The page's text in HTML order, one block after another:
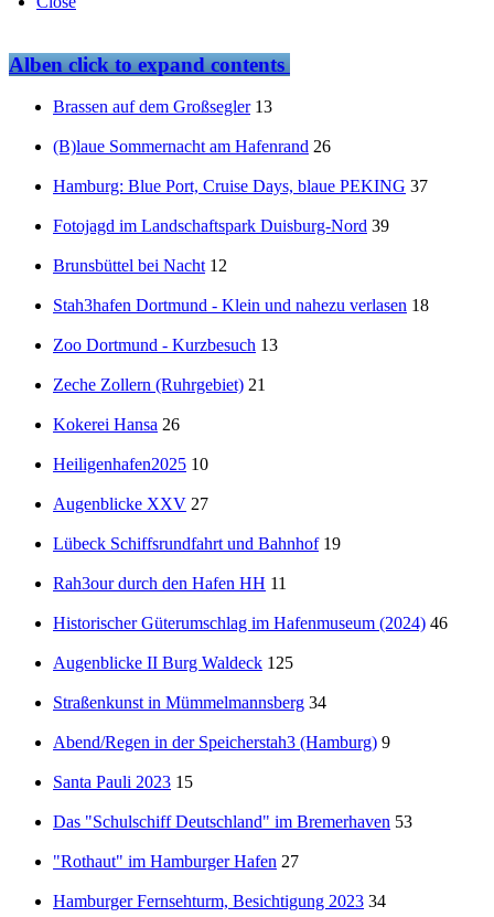
Albenclick to expand contents
Brassen auf dem Großsegler 13
(B)laue Sommernacht am Hafenrand 26
Hamburg: Blue Port, Cruise Days, blaue PEKING 37
Fotojagd im Landschaftspark Duisburg-Nord 39
Brunsbüttel bei Nacht 12
Stah3hafen Dortmund - Klein und nahezu verlasen 18
Zoo Dortmund - Kurzbesuch 13
Zeche Zollern (Ruhrgebiet) 21
Kokerei Hansa 26
Heiligenhafen2025 10
Augenblicke XXV 27
Lübeck Schiffsrundfahrt und Bahnhof 19
Rah3our durch den Hafen HH 11
Historischer Güterumschlag im Hafenmuseum (2024) 46
Augenblicke II Burg Waldeck 125
Straßenkunst in Mümmelmannsberg 34
Abend/Regen in der Speicherstah3 (Hamburg) 9
Santa Pauli 2023 15
Das "Schulschiff Deutschland" im Bremerhaven 53
"Rothaut" im Hamburger Hafen 27
Hamburger Fernsehturm, Besichtigung 2023 34